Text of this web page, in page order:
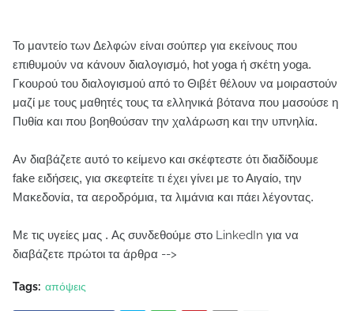
Το μαντείο των Δελφών είναι σούπερ για εκείνους που
επιθυμούν να κάνουν διαλογισμό, hot yoga ή σκέτη yoga.
Γκουρού του διαλογισμού από το Θιβέτ θέλουν να μοιραστούν
μαζί με τους μαθητές τους τα ελληνικά βότανα που μασούσε η
Πυθία και που βοηθούσαν την χαλάρωση και την υπνηλία.
Αν διαβάζετε αυτό το κείμενο και σκέφτεστε ότι διαδίδουμε
fake ειδήσεις, για σκεφτείτε τι έχει γίνει με το Αιγαίο, την
Μακεδονία, τα αεροδρόμια, τα λιμάνια και πάει λέγοντας.
Με τις υγείες μας . Ας συνδεθούμε στο LinkedIn για να
διαβάζετε πρώτοι τα άρθρα -->
Tags: απόψεις